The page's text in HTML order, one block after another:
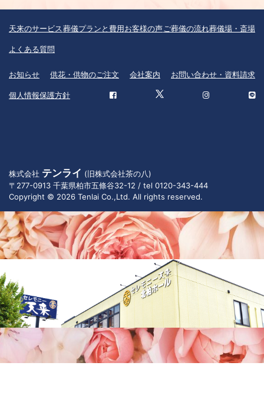
天来のサービス葬儀プランと費用お客様の声 ご葬儀の流れ葬儀場・斎場
よくある質問
お知らせ 供花・供物のご注文 会社案内 お問い合わせ・資料請求
個人情報保護方針
株式会社 テンライ (旧株式会社茶の八)
〒277-0913 千葉県柏市五條谷32-12 / tel 0120-343-444
Copyright © 2026 Tenlai Co.,Ltd. All rights reserved.